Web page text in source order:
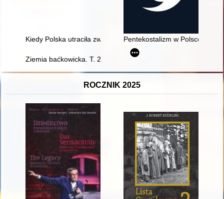
Kiedy Polska utraciła zwierzchność nad księstwem pruskim?
Pentekostalizm w Polsce :
Ziemia baćkowicka. T. 2,
ROCZNIK 2025